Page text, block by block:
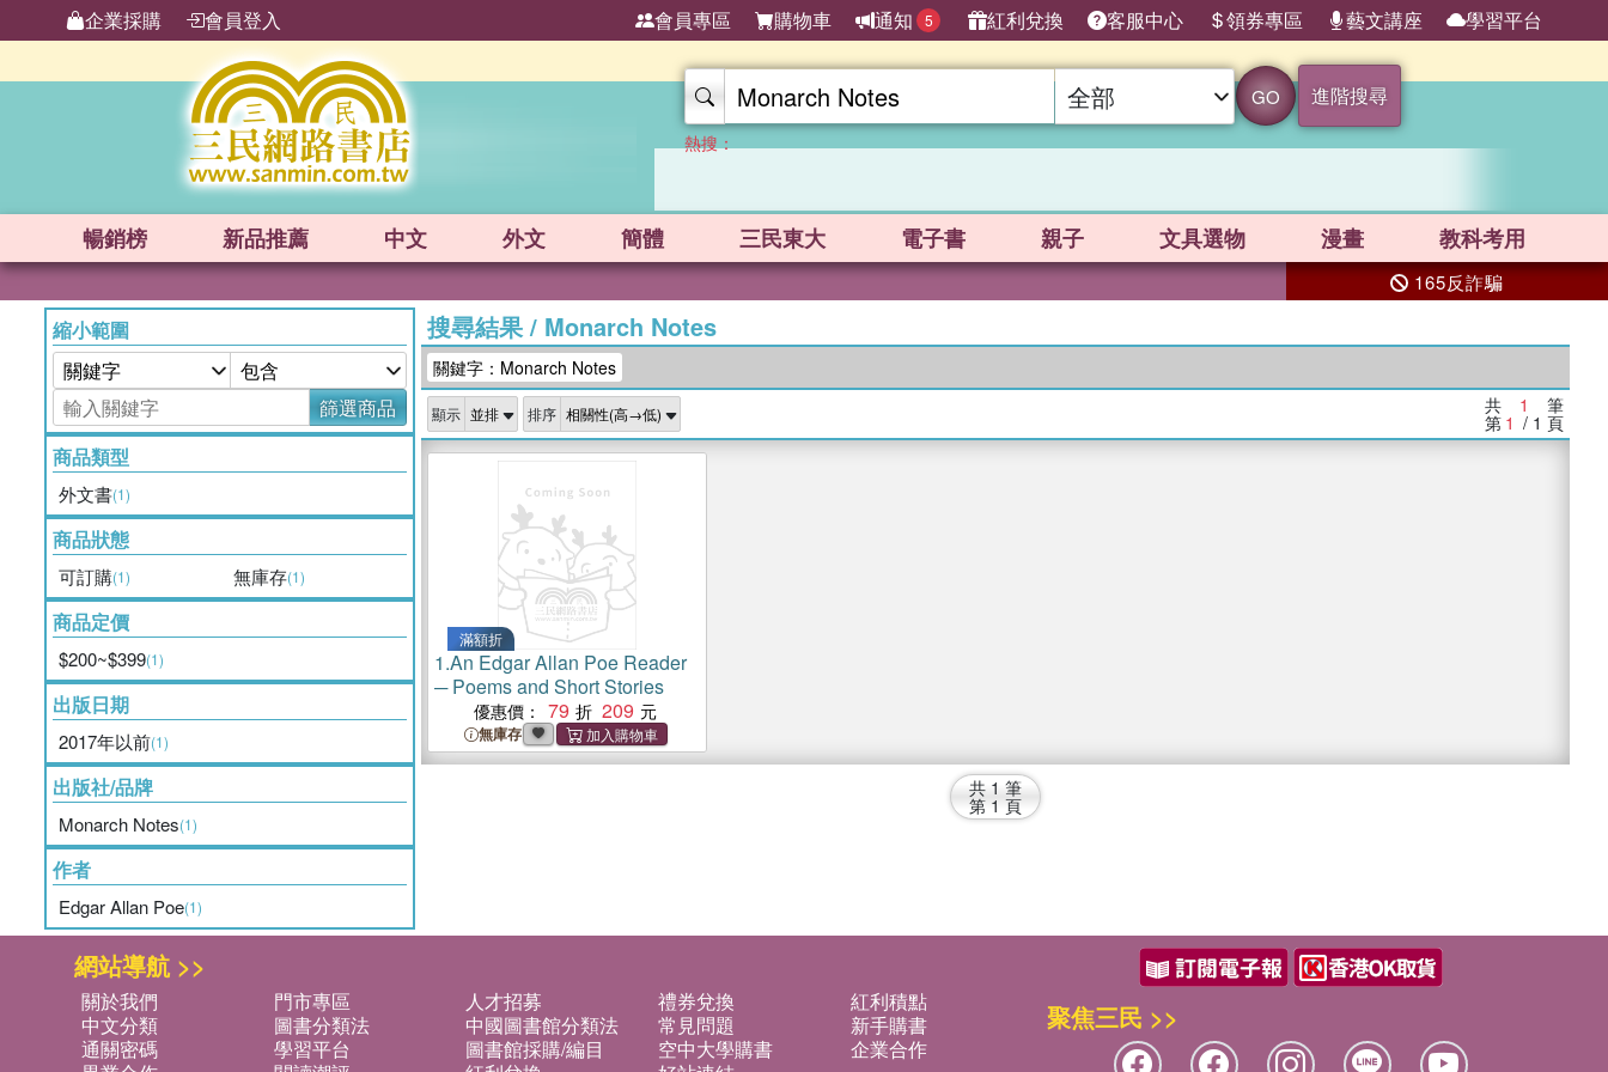
企業採購 會員登入 會員專區 購物車 通知 5 紅利兌換 客服中心 領券專區 藝文講座 學習平台
GO 進階搜尋
熱搜：
暢銷榜 新品推薦 中文 外文 簡體 三民東大 電子書 親子 文具選物 漫畫 教科考用
165反詐騙
縮小範圍
篩選商品
商品類型
外文書(1)
商品狀態
可訂購(1) 無庫存(1)
商品定價
$200~$399(1)
出版日期
2017年以前(1)
出版社/品牌
Monarch Notes(1)
作者
Edgar Allan Poe(1)
搜尋結果/ Monarch Notes
關鍵字：Monarch Notes
顯示 排序 共 1 筆
第 1 / 1 頁
滿額折
1.An Edgar Allan Poe Reader
─ Poems and Short Stories
優惠價： 79 209
無庫存
共 1 筆
第 1 頁
網站導航 >>
關於我們 門市專區 人才招募 禮券兌換
紅利積點
中文分類
圖書分類法 中國圖書館分類法 常見問題
新手購書
通關密碼
學習平台 圖書館採購/編目 空中大學購書
企業合作
聚焦三民 >>